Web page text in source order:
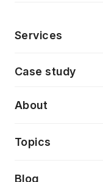
Services
AI駆動開発支援
デジタルプロダ
デザインシステ
Case study
About
当社が目指してい
Topics
Press release
Blog